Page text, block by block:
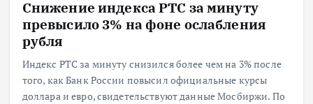
Снижение индекса РТС за минуту
превысило 3% на фоне ослабления
рубля
Индекс РТС за минуту снизился более чем на 3% после
того, как Банк России повысил официальные курсы
доллара и евро, свидетельствуют данные Мосбиржи. По